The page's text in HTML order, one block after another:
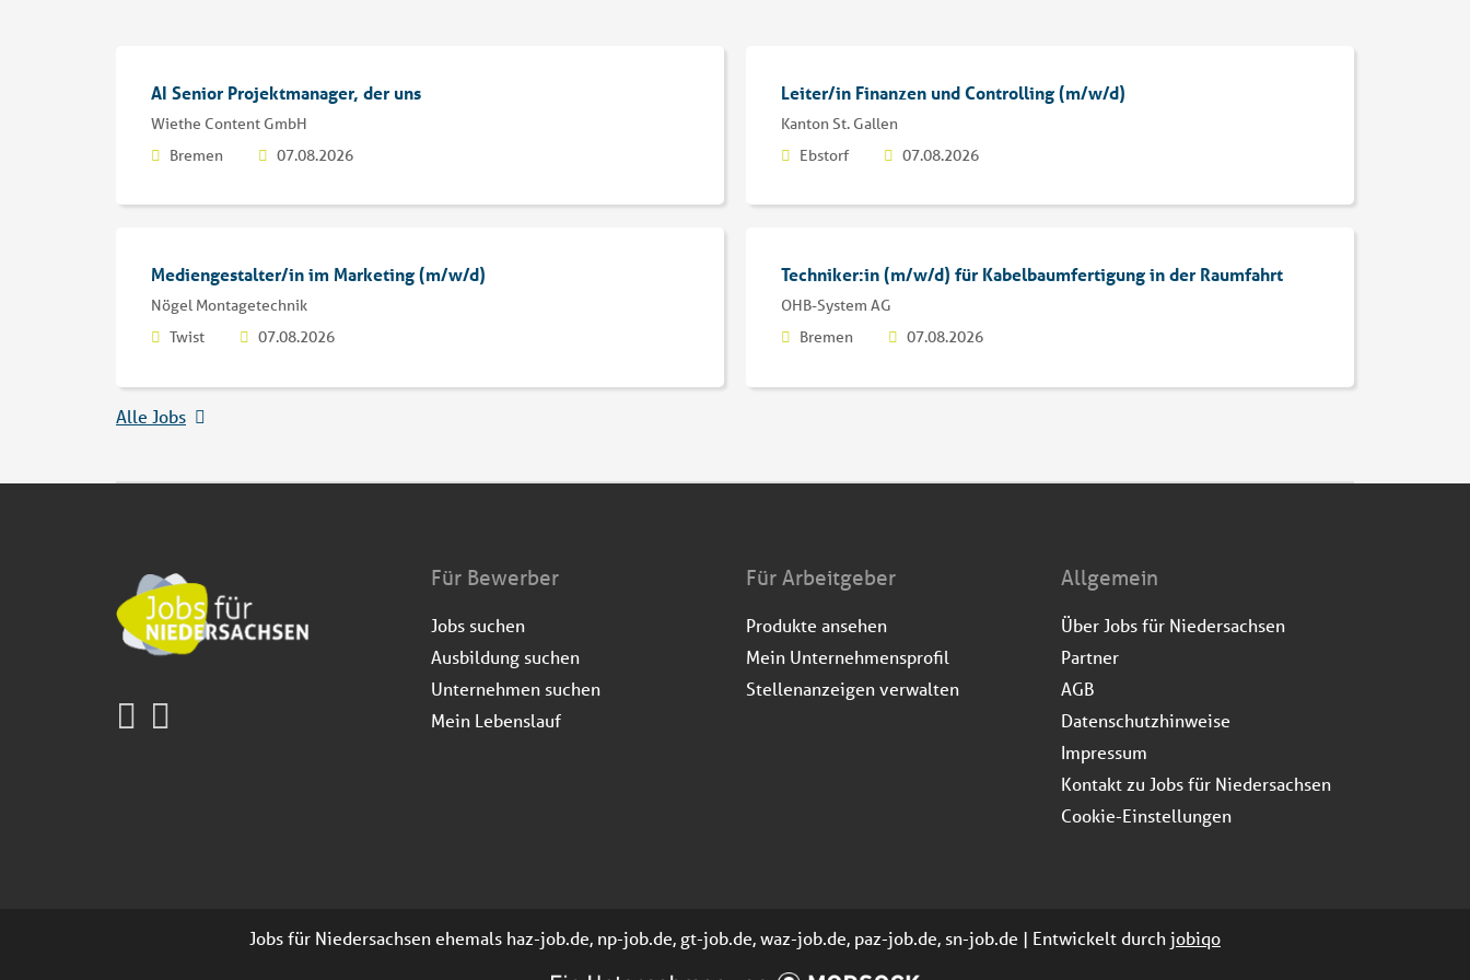
AI Senior Projektmanager, der uns
Wiethe Content GmbH
Bremen
07.08.2026
Leiter/in Finanzen und Controlling (m/w/d)
Kanton St. Gallen
Ebstorf
07.08.2026
Mediengestalter/in im Marketing (m/w/d)
Nögel Montagetechnik
Twist
07.08.2026
Techniker:in (m/w/d) für Kabelbaumfertigung in der Raumfahrt
OHB-System AG
Bremen
07.08.2026
Alle Jobs
Für Bewerber
Jobs suchen
Ausbildung suchen
Unternehmen suchen
Mein Lebenslauf
Für Arbeitgeber
Produkte ansehen
Mein Unternehmensprofil
Stellenanzeigen verwalten
Allgemein
Über Jobs für Niedersachsen
Partner
AGB
Datenschutzhinweise
Impressum
Kontakt zu Jobs für Niedersachsen
Cookie-Einstellungen
Jobs für Niedersachsen ehemals haz-job.de, np-job.de, gt-job.de, waz-job.de, paz-job.de, sn-job.de | Entwickelt durchjobiqo